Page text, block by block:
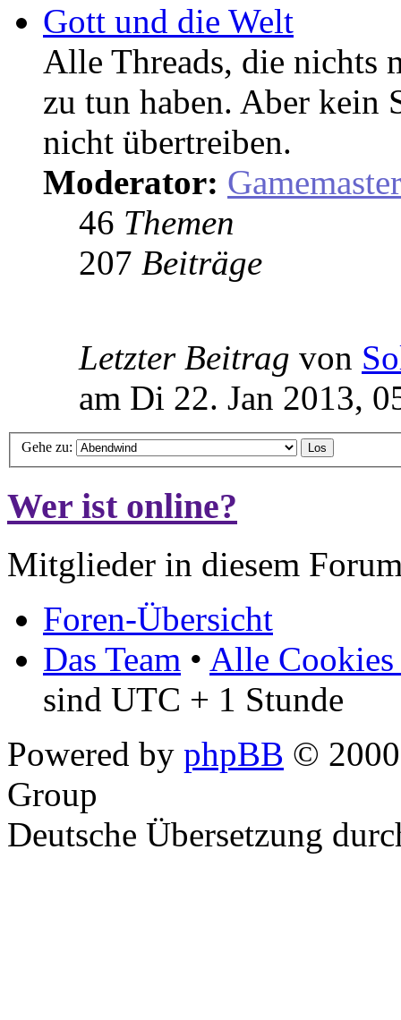
Gott und die Welt
Alle Threads, die nichts
zu tun haben. Aber kein
nicht übertreiben.
Moderator: Gamemaster
46 Themen
207 Beiträge
Letzter Beitrag von
am Di 22. Jan 2013,
Gehe zu:
Wer ist online?
Mitglieder in diesem
Foren-Übersicht
Das Team • Alle Cookies
sind UTC + 1 Stunde
Powered by phpBB ©
Group
Deutsche Übersetzung